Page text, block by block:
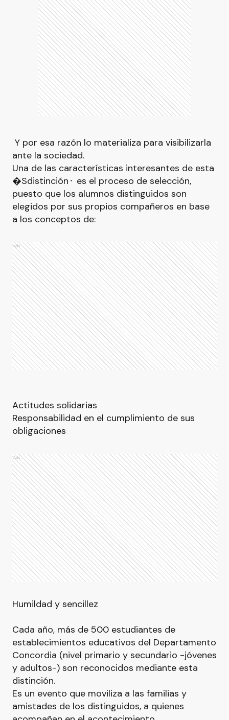
Y por esa razón lo materializa para visibilizarla
ante la sociedad.
Una de las características interesantes de esta
�Sdistinción⬝ es el proceso de selección,
puesto que los alumnos distinguidos son
elegidos por sus propios compañeros en base
a los conceptos de:
Ads
Actitudes solidarias
Responsabilidad en el cumplimiento de sus
obligaciones
Ads
Humildad y sencillez
Cada año, más de 500 estudiantes de
establecimientos educativos del Departamento
Concordia (nivel primario y secundario -jóvenes
y adultos-) son reconocidos mediante esta
distinción.
Es un evento que moviliza a las familias y
amistades de los distinguidos, a quienes